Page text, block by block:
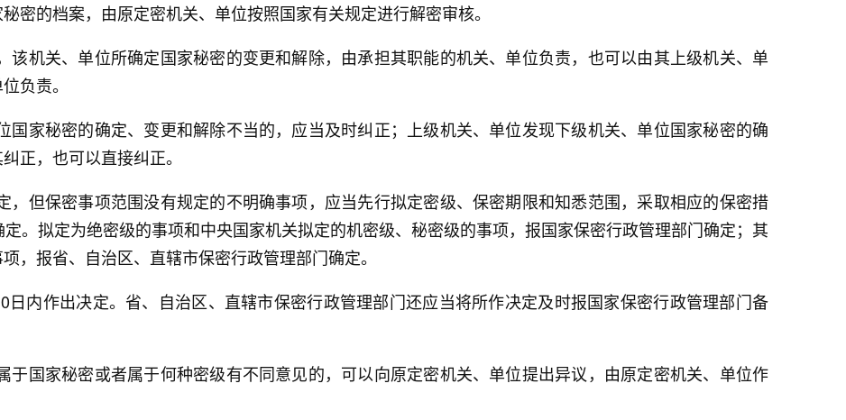
密的档案，由原定密机关、单位按照国家有关规定进行解密审核。
该机关、单位所确定国家秘密的变更和解除，由承担其职能的机关、单位负责，也可以由其上级机关、单
负责。
国家秘密的确定、变更和解除不当的，应当及时纠正；上级机关、单位发现下级机关、单位国家秘密的确
正，也可以直接纠正。
，但保密事项范围没有规定的不明确事项，应当先行拟定密级、保密期限和知悉范围，采取相应的保密措
。拟定为绝密级的事项和中央国家机关拟定的机密级、秘密级的事项，报国家保密行政管理部门确定；其
，报省、自治区、直辖市保密行政管理部门确定。
内作出决定。省、自治区、直辖市保密行政管理部门还应当将所作决定及时报国家保密行政管理部门备
于国家秘密或者属于何种密级有不同意见的，可以向原定密机关、单位提出异议，由原定密机关、单位作